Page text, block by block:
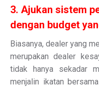
3. Ajukan sistem
dengan budget
Biasanya, dealer yang
merupakan dealer
tidak hanya sekadar
menjalin ikatan